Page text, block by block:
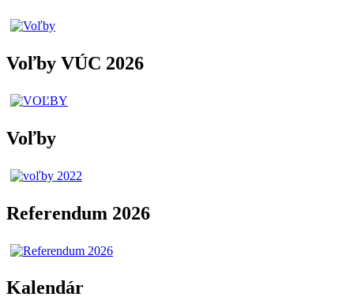
Voľby VÚC 2026
Voľby
Referendum 2026
Kalendár